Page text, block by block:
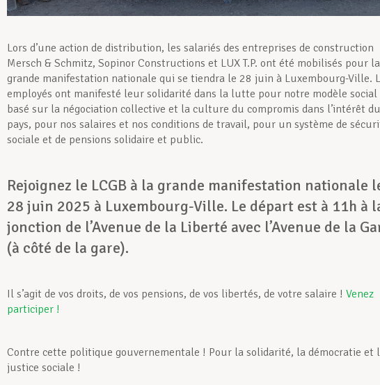
Lors d’une action de distribution, les salariés des entreprises de construction
Mersch & Schmitz, Sopinor Constructions et LUX T.P. ont été mobilisés pour la
grande manifestation nationale qui se tiendra le 28 juin à Luxembourg-Ville.
employés ont manifesté leur solidarité dans la lutte pour notre modèle social
basé sur la négociation collective et la culture du compromis dans l’intérêt du
pays, pour nos salaires et nos conditions de travail, pour un système de
sociale et de pensions solidaire et public.
Rejoignez le LCGB à la grande manifestation nationale
28 juin 2025 à Luxembourg-Ville. Le départ est à 11h à
jonction de l’Avenue de la Liberté avec l’Avenue de la
(à côté de la gare).
Il s’agit de vos droits, de vos pensions, de vos libertés, de votre salaire ! Venez
participer !
Contre cette politique gouvernementale ! Pour la solidarité, la démocratie et
justice sociale !